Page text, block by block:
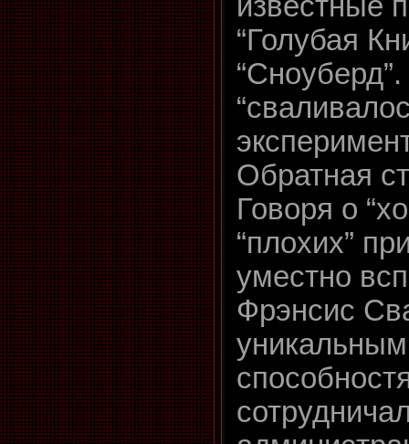
“Голубая
Обратная
Говоря о
“плохих”
уместно
Фрэнсис